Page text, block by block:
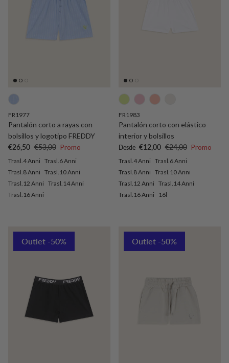
FR1977
Pantalón corto a rayas con
bolsillos y logotipo FREDDY
Precio de venta
€26,50 Precio normal
€53,00 Promo
Trasl.4 Anni Trasl.6 Anni
Trasl.8 Anni Trasl.10 Anni
Trasl.12 Anni Trasl.14 Anni
Trasl.16 Anni
FR1983
Pantalón corto con elástico
interior y bolsillos
Precio de venta
Desde €12,00 Precio normal
€24,00 Promo
Trasl.4 Anni Trasl.6 Anni
Trasl.8 Anni Trasl.10 Anni
Trasl.12 Anni Trasl.14 Anni
Trasl.16 Anni
16l
Outlet -50% Outlet -50%